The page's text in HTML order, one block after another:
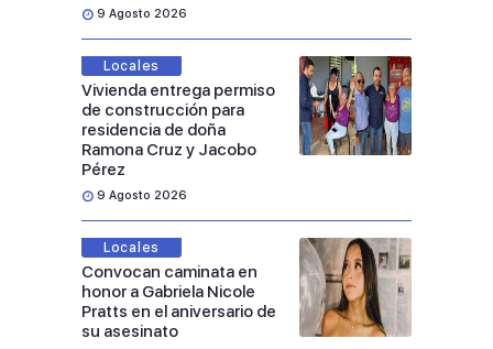
9 Agosto 2026
Locales
Vivienda entrega permiso
de construcción para
residencia de doña
Ramona Cruz y Jacobo
Pérez
9 Agosto 2026
Locales
Convocan caminata en
honor a Gabriela Nicole
Pratts en el aniversario de
su asesinato